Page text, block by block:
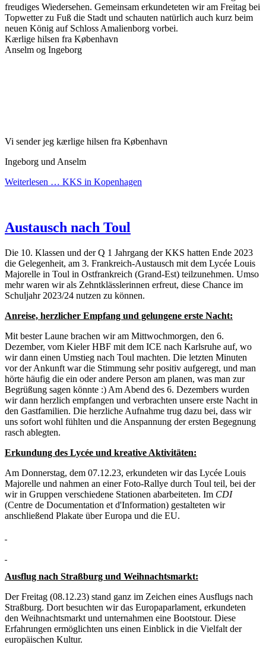
freudiges Wiedersehen. Gemeinsam erkundeteten wir am Freitag bei
Topwetter zu Fuß die Stadt und schauten natürlich auch kurz beim
neuen König auf Schloss Amalienborg vorbei.
Kærlige hilsen fra København
Anselm og Ingeborg
Vi sender jeg kærlige hilsen fra København
Ingeborg und Anselm
Weiterlesen … KKS in Kopenhagen
Austausch nach Toul
Die 10. Klassen und der Q 1 Jahrgang der KKS hatten Ende 2023
die Gelegenheit, am 3. Frankreich-Austausch mit dem Lycée Louis
Majorelle in Toul in Ostfrankreich (Grand-Est) teilzunehmen. Umso
mehr waren wir als Zehntklässlerinnen erfreut, diese Chance im
Schuljahr 2023/24 nutzen zu können.
Anreise, herzlicher Empfang und gelungene erste Nacht:
Mit bester Laune brachen wir am Mittwochmorgen, den 6.
Dezember, vom Kieler HBF mit dem ICE nach Karlsruhe auf, wo
wir dann einen Umstieg nach Toul machten. Die letzten Minuten
vor der Ankunft war die Stimmung sehr positiv aufgeregt, und man
hörte häufig die ein oder andere Person am planen, was man zur
Begrüßung sagen könnte :) Am Abend des 6. Dezembers wurden
wir dann herzlich empfangen und verbrachten unsere erste Nacht in
den Gastfamilien. Die herzliche Aufnahme trug dazu bei, dass wir
uns sofort wohl fühlten und die Anspannung der ersten Begegnung
rasch ablegten.
Erkundung des Lycée und kreative Aktivitäten:
Am Donnerstag, dem 07.12.23, erkundeten wir das Lycée Louis
Majorelle und nahmen an einer Foto-Rallye durch Toul teil, bei der
wir in Gruppen verschiedene Stationen abarbeiteten. Im CDI
(Centre de Documentation et d'Information) gestalteten wir
anschließend Plakate über Europa und die EU.
Ausflug nach Straßburg und Weihnachtsmarkt:
Der Freitag (08.12.23) stand ganz im Zeichen eines Ausflugs nach
Straßburg. Dort besuchten wir das Europaparlament, erkundeten
den Weihnachtsmarkt und unternahmen eine Bootstour. Diese
Erfahrungen ermöglichten uns einen Einblick in die Vielfalt der
europäischen Kultur.